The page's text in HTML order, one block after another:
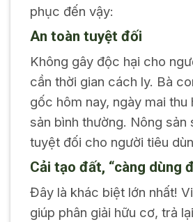
phục đến vậy:
An toàn tuyệt đối
Không gây độc hại cho
cần thời gian cách ly. Bà
gốc hôm nay, ngày mai thu
sản bình thường. Nông sản
tuyệt đối cho người tiêu
Cải tạo đất, “càng dùng
Đây là khác biệt lớn nhất!
giúp phân giải hữu cơ, trả